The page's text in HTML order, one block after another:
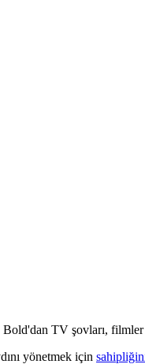
TV şovları,
yönetmek için